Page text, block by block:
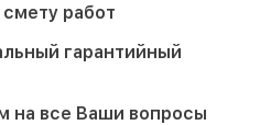
работ
гарантийный
на все Ваши вопросы